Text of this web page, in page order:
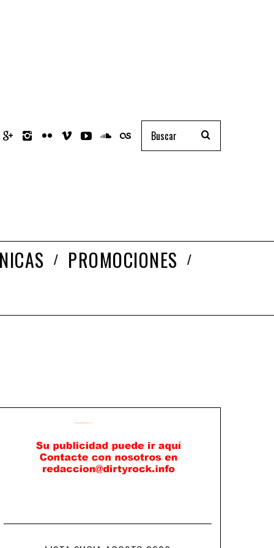
PROMOCIONES